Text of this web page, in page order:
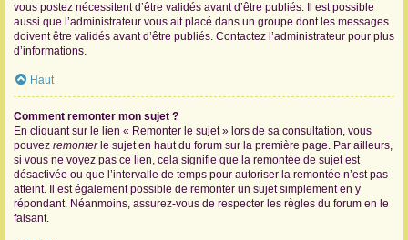
vous postez nécessitent d’être validés avant d’être publiés. Il est possible
aussi que l’administrateur vous ait placé dans un groupe dont les messages
doivent être validés avant d’être publiés. Contactez l’administrateur pour plus
d’informations.
Haut
Comment remonter mon sujet ?
En cliquant sur le lien « Remonter le sujet » lors de sa consultation, vous
pouvez remonterle sujet en haut du forum sur la première page. Par ailleurs,
si vous ne voyez pas ce lien, cela signifie que la remontée de sujet est
désactivée ou que l’intervalle de temps pour autoriser la remontée n’est pas
atteint. Il est également possible de remonter un sujet simplement en y
répondant. Néanmoins, assurez-vous de respecter les règles du forum en le
faisant.